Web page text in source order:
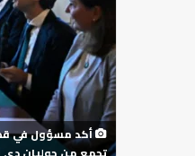
أكد مسؤول في قصر